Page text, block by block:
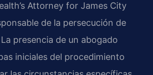
Attorney for James City
de la persecución de
presencia de un abogado
iniciales del procedimiento